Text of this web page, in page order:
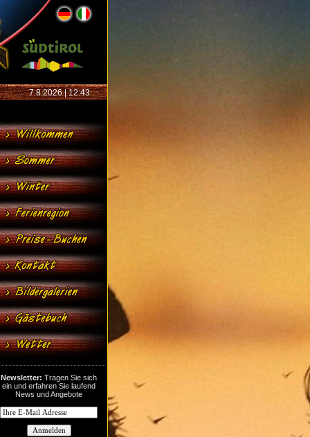
7.8.2026 | 12:43
Newsletter: Tragen Sie sich
ein und erfahren Sie laufend
News und Angebote